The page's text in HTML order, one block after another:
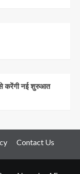
से करेंगी नई शुरुआत
Contact Us